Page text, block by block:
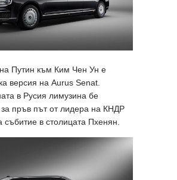
Путин към Ким Чен Ун е
версия на Aurus Senat.
в Русия лимузина бе
за пръв път от лидера на КНДР
събитие в столицата Пхенян.